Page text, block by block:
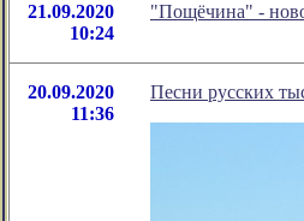
21.09.2020
10:24
"Пощёчина" -
20.09.2020
11:36
Песни русских